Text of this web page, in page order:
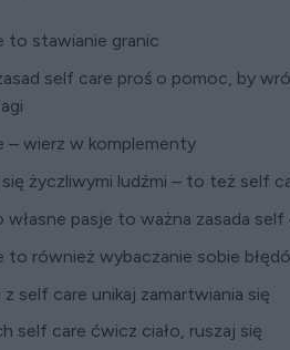
to stawianie granic
self care proś o pomoc, by
– wierz w komplementy
życzliwymi ludźmi – to też self
własne pasje to ważna zasada self
to również wybaczanie sobie
self care unikaj zamartwiania się
self care ćwicz ciało, ruszaj się